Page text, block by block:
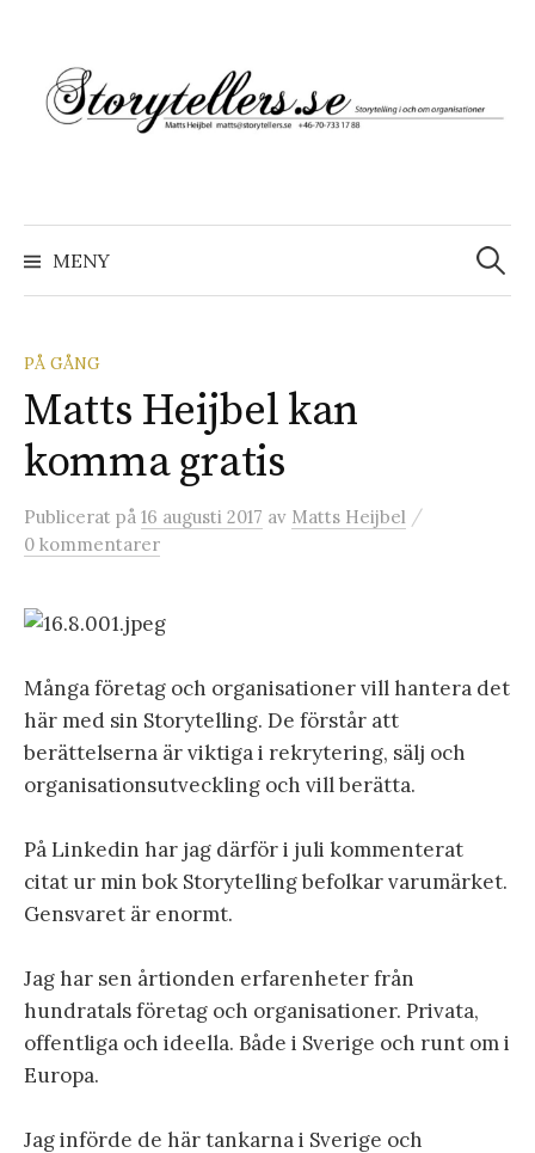
innehåll
MENY
Sök
efter:
PÅ GÅNG
Matts Heijbel kan
komma gratis
Publicerat på 16 augusti 2017 av Matts Heijbel /
0 kommentarer
Många företag och organisationer vill hantera det
här med sin Storytelling. De förstår att
berättelserna är viktiga i rekrytering, sälj och
organisationsutveckling och vill berätta.
På Linkedin har jag därför i juli kommenterat
citat ur min bok Storytelling befolkar varumärket.
Gensvaret är enormt.
Jag har sen årtionden erfarenheter från
hundratals företag och organisationer. Privata,
offentliga och ideella. Både i Sverige och runt om i
Europa.
Jag införde de här tankarna i Sverige och